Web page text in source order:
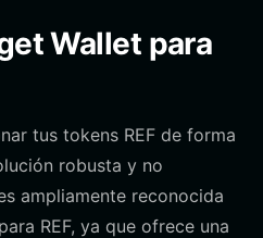
Wallet para
tus tokens REF de forma
robusta y no
ampliamente reconocida
REF, ya que ofrece una